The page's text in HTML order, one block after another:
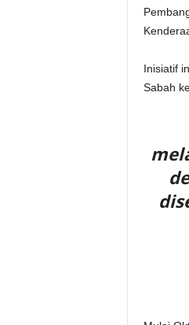
Inisiatif
Sabah